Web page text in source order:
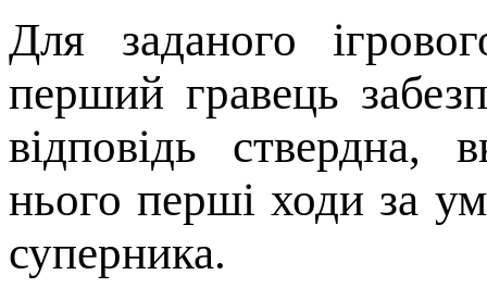
Для заданого
перший гравець
відповідь ствердна,
нього перші ходи за
суперника.